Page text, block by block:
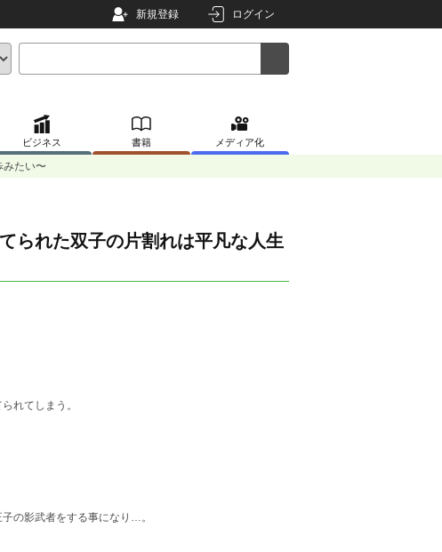
新規登録 ログイン
ビジネス 書籍 メディア化
みたい〜
られた双子の片割れは平凡な人生
れてしまう。
の影武者をする事になり…。